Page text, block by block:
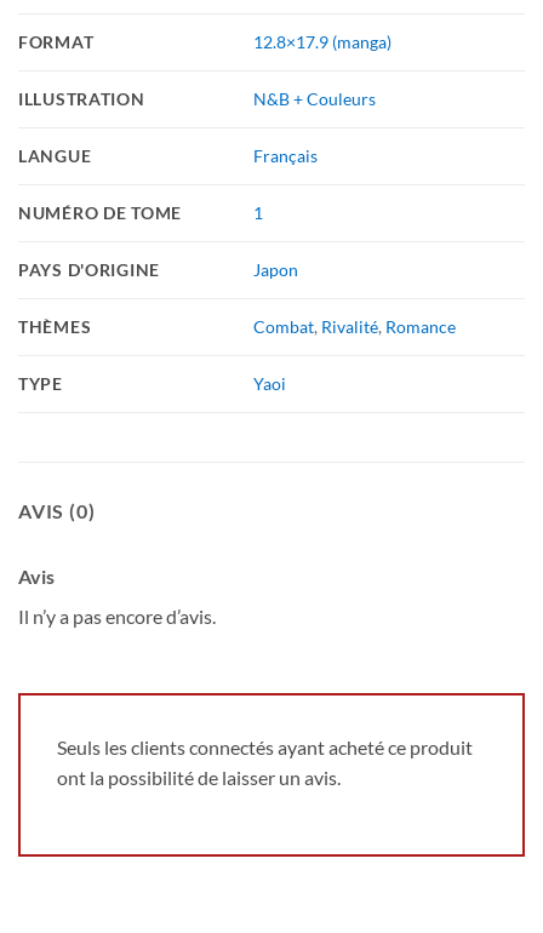
FORMAT 12.8×17.9 (manga)
ILLUSTRATION N&B + Couleurs
LANGUE Français
NUMÉRO DE TOME 1
PAYS D'ORIGINE Japon
THÈMES Combat, Rivalité, Romance
TYPE Yaoi
AVIS (0)
Avis
Il n’y a pas encore d’avis.
Seuls les clients connectés ayant acheté ce produit
ont la possibilité de laisser un avis.